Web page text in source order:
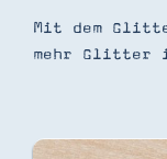
Mit dem
mehr Glitter